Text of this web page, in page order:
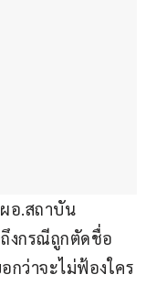
อ.สถาบัน
ถึงกรณีถูกตัดชื่อ
กว่าจะไม่ฟ้องใคร